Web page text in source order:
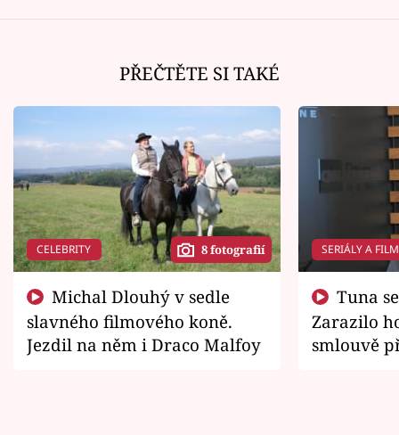
PŘEČTĚTE SI TAKÉ
CELEBRITY 8 fotografií
slavného filmového koně.
Jezdil na něm i Draco Malfoy
SERIÁLY A
Zarazilo
smlouvě